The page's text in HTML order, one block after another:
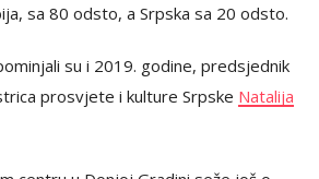
sa 80 odsto, a Srpska sa 20 odsto.
su i 2019. godine, predsjednik
prosvjete i kulture Srpske Natalija